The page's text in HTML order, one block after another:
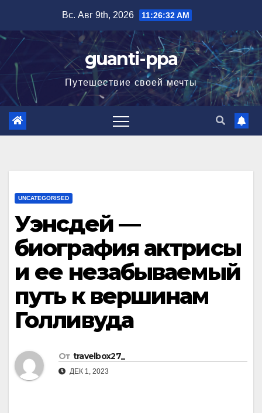
содержимому
Вс. Авг 9th, 2026 11:26:33 AM
guanti-ppa
Путешествие своей мечты
UNCATEGORISED
Уэнсдей —
биография актрисы
и ее незабываемый
путь к вершинам
Голливуда
От travelbox27_
ДЕК 1, 2023